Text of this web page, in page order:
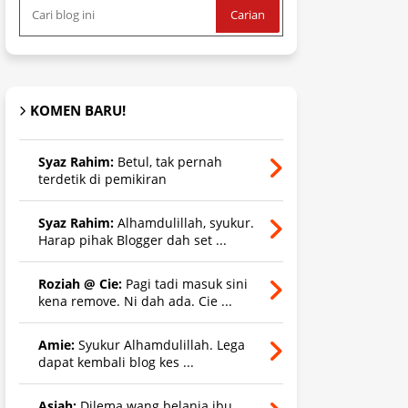
KOMEN BARU!
Syaz Rahim: Betul, tak pernah
terdetik di pemikiran
Syaz Rahim: Alhamdulillah, syukur.
Harap pihak Blogger dah set ...
Roziah @ Cie: Pagi tadi masuk sini
kena remove. Ni dah ada. Cie ...
Amie: Syukur Alhamdulillah. Lega
dapat kembali blog kes ...